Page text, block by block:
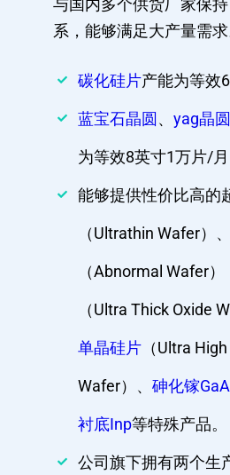
与国内多个供货厂家保
系，能够满足大产量需求
碳化硅片产能为等效
蓝宝石晶圆 、 yag晶圆
为等效8英寸1万片/月
能够提供性价比高的
（Ultrathin Wafer）
（Abnormal Wafer）
（Ultra Thick Oxide
单晶硅片 （Ultra
Wafer）、 砷化镓
衬底Inp等特殊产品。
公司旗下拥有两个生